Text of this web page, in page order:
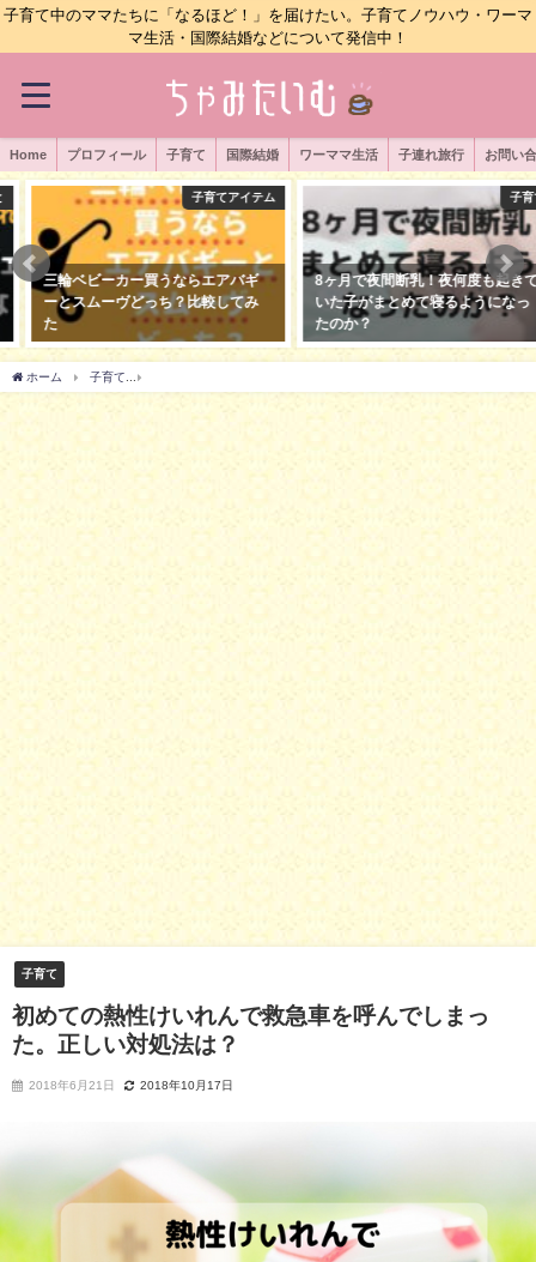
子育て中のママたちに「なるほど！」を届けたい。子育てノウハウ・ワーマ
マ生活・国際結婚などについて発信中！
Home プロフィール 子育て 国際結婚 ワーママ生活 子連れ旅行 お問い
子育てアイテム
三輪ベビーカー買うならエアバギ
ーとスムーヴどっち？比較してみ
た
2018年5月4日
子育て
8ヶ月で夜間断乳！夜何度も起きて
いた子がまとめて寝るようになっ
たのか？
2018年5月31日
ホーム 子育て
子育て
初めての熱性けいれんで救急車を呼んでしまっ
た。正しい対処法は？
2018年6月21日 2018年10月17日